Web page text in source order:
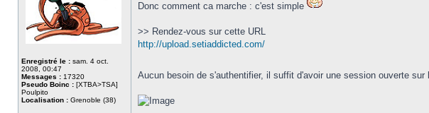
Enregistré le : sam. 4 oct.
2008, 00:47
Messages : 17320
Pseudo Boinc : [XTBA>TSA]
Poulpito
Localisation : Grenoble (38)
Donc comment ca marche : c'est simple
>> Rendez-vous sur cette URL
http://upload.setiaddicted.com/
Aucun besoin de s'authentifier, il suffit d'avoir une session ouverte sur